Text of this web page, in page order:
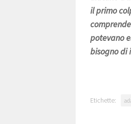
il primo
potevano
bisogno di
Etichette: